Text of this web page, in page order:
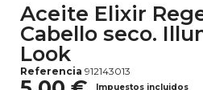
Aceite Elixir
Cabello seco.
Look
Referencia 912143013
Impuestos incluidos